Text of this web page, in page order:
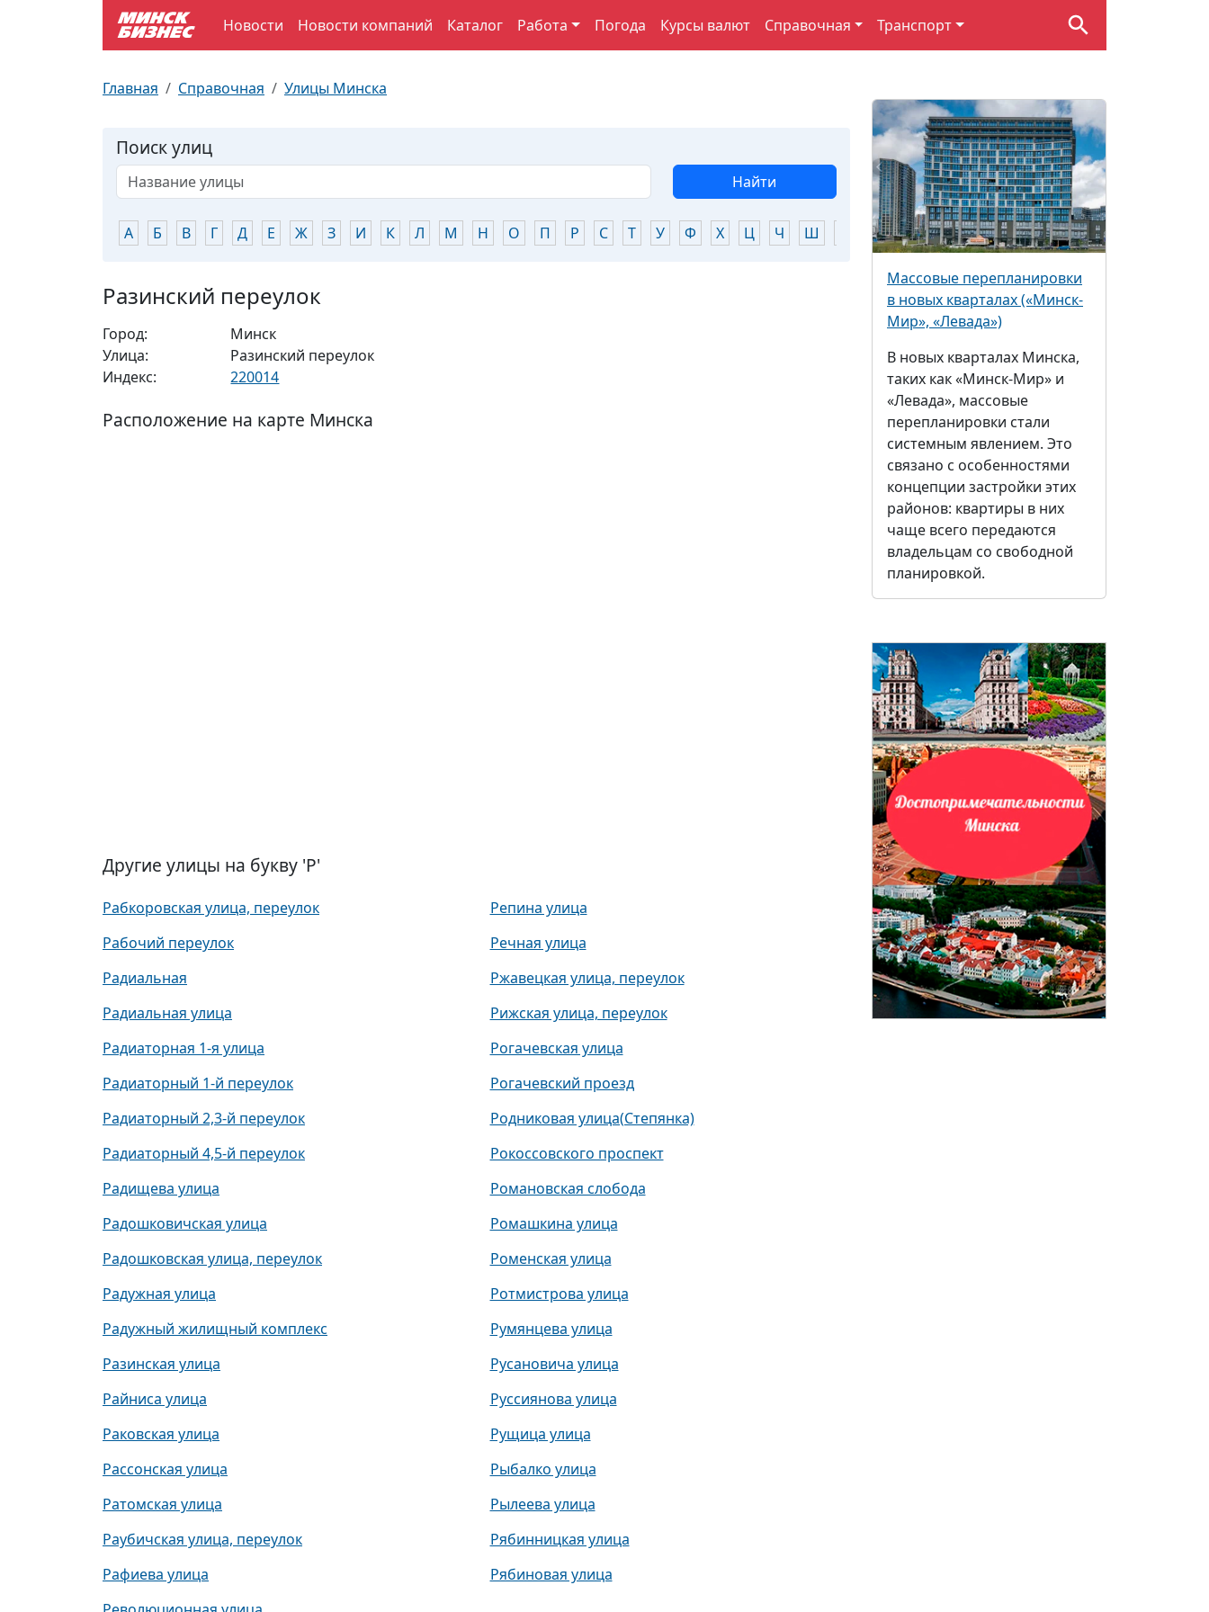
Новости Новости компаний Каталог Работа Погода Курсы валют Справочная Транспорт
Главная Справочная Улицы Минска
Поиск улиц
Найти
А Б В Г Д Е Ж З И К Л М Н О П Р С Т У Ф Х Ц Ч Ш Ю Я
Разинский переулок
Город:
Минск
Улица:
Разинский переулок
Индекс:
220014
Расположение на карте Минска
Другие улицы на букву 'Р'
Рабкоровская улица, переулок
Рабочий переулок
Радиальная
Радиальная улица
Радиаторная 1-я улица
Радиаторный 1-й переулок
Радиаторный 2,3-й переулок
Радиаторный 4,5-й переулок
Радищева улица
Радошковичская улица
Радошковская улица, переулок
Радужная улица
Радужный жилищный комплекс
Разинская улица
Райниса улица
Раковская улица
Рассонская улица
Ратомская улица
Раубичская улица, переулок
Рафиева улица
Репина улица
Речная улица
Ржавецкая улица, переулок
Рижская улица, переулок
Рогачевская улица
Рогачевский проезд
Родниковая улица(Степянка)
Рокоссовского проспект
Романовская слобода
Ромашкина улица
Роменская улица
Ротмистрова улица
Румянцева улица
Русановича улица
Руссиянова улица
Рущица улица
Рыбалко улица
Рылеева улица
Рябинницкая улица
Рябиновая улица
Массовые перепланировки
в новых кварталах («Минск-
Мир», «Левада»)
В новых кварталах Минска,
таких как «Минск-Мир» и
«Левада», массовые
перепланировки стали
системным явлением. Это
связано с особенностями
концепции застройки этих
районов: квартиры в них
чаще всего передаются
владельцам со свободной
планировкой.
Почтовые индексы
Документы для ЗАГСа